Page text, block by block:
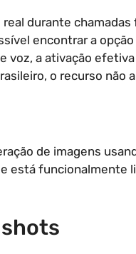
durante
encontrar a
voz, a ativação
o recurso não
de imagens
está funcionalmente